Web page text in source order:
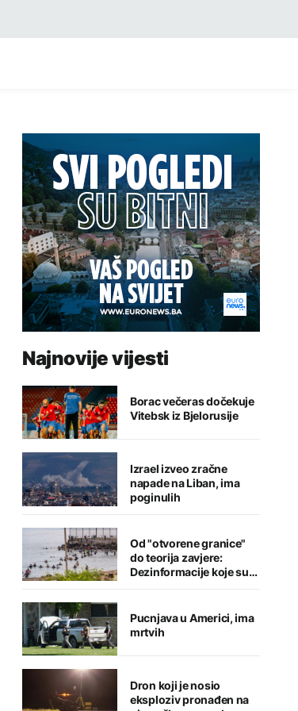
Najnovije vijesti
Borac večeras dočekuje
Vitebsk iz Bjelorusije
Izrael izveo zračne
napade na Liban, ima
poginulih
Od "otvorene granice"
do teorija zavjere:
Dezinformacije koje su
pratile krizu u Seuti
Pucnjava u Americi, ima
mrtvih
Dron koji je nosio
eksploziv pronađen na